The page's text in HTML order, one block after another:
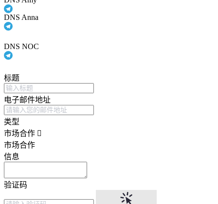
DNS Anna
DNS NOC
标题
电子邮件地址
类型
市场合作
市场合作
信息
验证码